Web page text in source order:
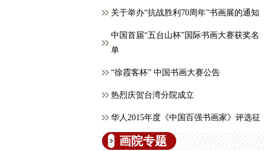
关于举办“抗战胜利70周年”书画展的通知
中国首届“五台山杯”国际书画大赛获奖名
单
“徐霞客杯” 中国书画大赛公告
热烈庆贺台湾分院成立
华人2015年度《中国百强书画家》评选征
画院专题